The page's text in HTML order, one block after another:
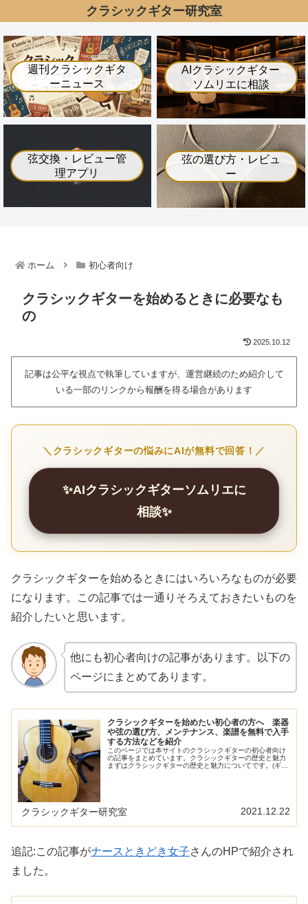
クラシックギター研究室
週刊クラシックギタ
ーニュース
AIクラシックギター
ソムリエに相談
弦交換・レビュー管
理アプリ
弦の選び方・レビュ
ー
ホーム 初心者向け
クラシックギターを始めるときに必要なも
の
2025.10.12
記事は公平な視点で執筆していますが、運営継続のため紹介して
いる一部のリンクから報酬を得る場合があります
＼クラシックギターの悩みにAIが無料で回答！／
✨AIクラシックギターソムリエに
相談✨
クラシックギターを始めるときにはいろいろなものが必要
になります。この記事では一通りそろえておきたいものを
紹介したいと思います。
他にも初心者向けの記事があります。以下の
ページにまとめてあります。
クラシックギターを始めたい初心者の方へ 楽器
や弦の選び方、メンテナンス、楽譜を無料で入手
する方法などを紹介
このページでは本サイトのクラシックギターの初心者向け
の記事をまとめています。クラシックギターの歴史と魅力
まずはクラシックギターの歴史と魅力についてです。(ギタ
クラシックギター研究室 2021.12.22
追記:この記事がナースときどき女子さんのHPで紹介され
ました。